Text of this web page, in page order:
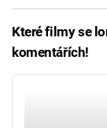
Které filmy se
komentářích!